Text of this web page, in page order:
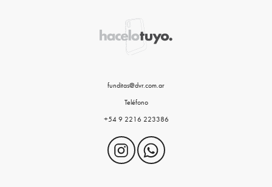
funditas@dvr.com.ar
Teléfono
+54 9 2216 223386